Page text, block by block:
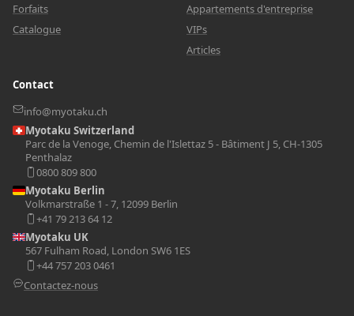
Forfaits
Catalogue
Appartements d'entreprise
VIPs
Articles
Contact
info@myotaku.ch
Myotaku Switzerland
Parc de la Venoge, Chemin de l'Islettaz 5 - Bâtiment J 5, CH-1305
Penthalaz
0800 809 800
Myotaku Berlin
Volkmarstraße 1 - 7, 12099 Berlin
+41 79 213 64 12
Myotaku UK
567 Fulham Road, London SW6 1ES
+44 757 203 0461
Contactez-nous